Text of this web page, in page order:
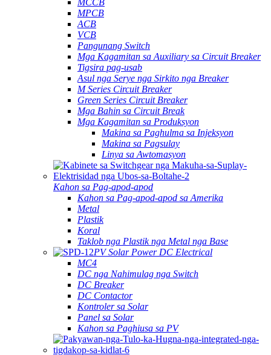
MCCB
MPCB
ACB
VCB
Pangunang Switch
Mga Kagamitan sa Auxiliary sa Circuit Breaker
Tigsira pag-usab
Asul nga Serye nga Sirkito nga Breaker
M Series Circuit Breaker
Green Series Circuit Breaker
Mga Bahin sa Circuit Break
Mga Kagamitan sa Produksyon
Makina sa Paghulma sa Injeksyon
Makina sa Pagsulay
Linya sa Awtomasyon
Kahon sa Pag-apod-apod
Kahon sa Pag-apod-apod sa Amerika
Metal
Plastik
Koral
Taklob nga Plastik nga Metal nga Base
PV Solar Power DC Electrical
MC4
DC nga Nahimulag nga Switch
DC Breaker
DC Contactor
Kontroler sa Solar
Panel sa Solar
Kahon sa Paghiusa sa PV